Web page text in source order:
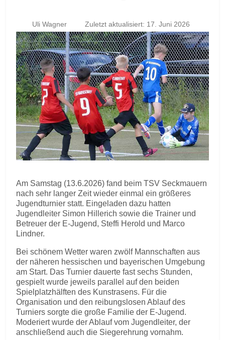
Uli Wagner Zuletzt aktualisiert: 17. Juni 2026
Am Samstag (13.6.2026) fand beim TSV Seckmauern
nach sehr langer Zeit wieder einmal ein größeres
Jugendturnier statt. Eingeladen dazu hatten
Jugendleiter Simon Hillerich sowie die Trainer und
Betreuer der E-Jugend, Steffi Herold und Marco
Lindner.
Bei schönem Wetter waren zwölf Mannschaften aus
der näheren hessischen und bayerischen Umgebung
am Start. Das Turnier dauerte fast sechs Stunden,
gespielt wurde jeweils parallel auf den beiden
Spielplatzhälften des Kunstrasens. Für die
Organisation und den reibungslosen Ablauf des
Turniers sorgte die große Familie der E-Jugend.
Moderiert wurde der Ablauf vom Jugendleiter, der
anschließend auch die Siegerehrung vornahm.